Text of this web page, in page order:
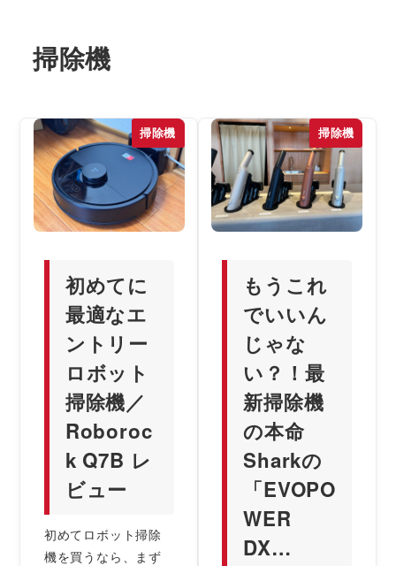
掃除機
掃除機
初めてに
最適なエ
ントリー
ロボット
掃除機／
Roboroc
k Q7B レ
ビュー
初めてロボット掃除
機を買うなら、まず
掃除機
もうこれ
でいいん
じゃな
い？！最
新掃除機
の本命
Sharkの
「EVOPO
WER
DX…